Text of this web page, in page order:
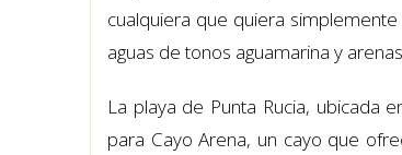
cualquiera que quiera
aguas de tonos aguamarina y
La playa de Punta Rucia, ubicada
para Cayo Arena, un cayo que